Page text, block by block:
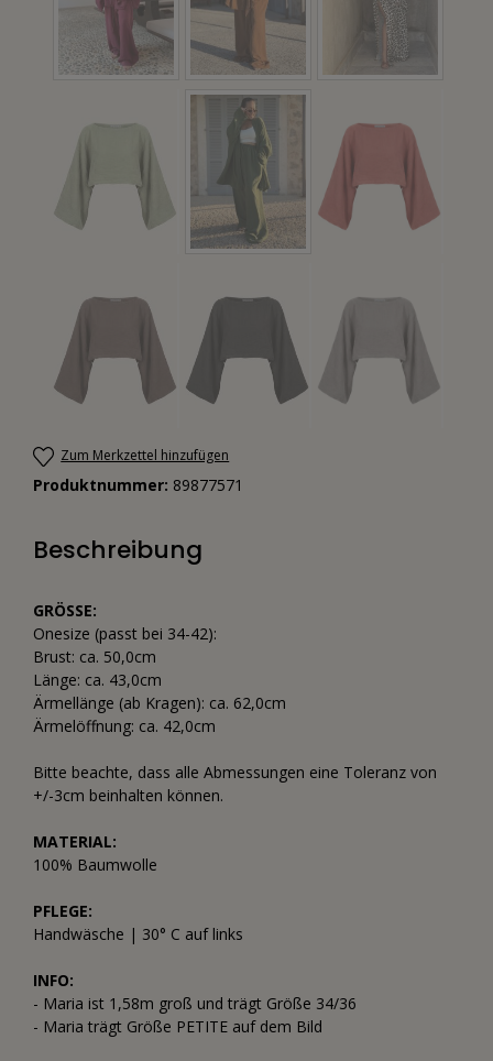
Zum Merkzettel hinzufügen
Produktnummer: 89877571
Beschreibung
GRÖSSE:
Onesize (passt bei 34-42):
Brust: ca. 50,0cm
Länge: ca. 43,0cm
Ärmellänge (ab Kragen): ca. 62,0cm
Ärmelöffnung: ca. 42,0cm
Bitte beachte, dass alle Abmessungen eine Toleranz von
+/-3cm beinhalten können.
MATERIAL:
100% Baumwolle
PFLEGE:
Handwäsche | 30° C auf links
INFO:
- Maria ist 1,58m groß und trägt Größe 34/36
- Maria trägt Größe PETITE auf dem Bild